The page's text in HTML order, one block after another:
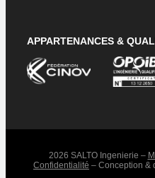
APPARTENANCES &
2026 SALTO Ingenierie –
Confidentialité – Conception &